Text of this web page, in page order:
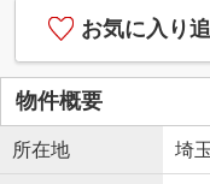
お気に入り
物件概要
所在地 埼